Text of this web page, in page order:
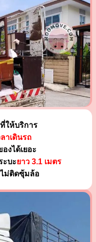
ให้บริการ
าเดินรถ
งได้เยอะ
บะยาว 3.1 เมตร
ม่ติดซุ้มล้อ